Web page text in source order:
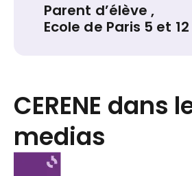
Parent d’élève ,
Ecole de Paris 5 et 12
CERENE dans
medias